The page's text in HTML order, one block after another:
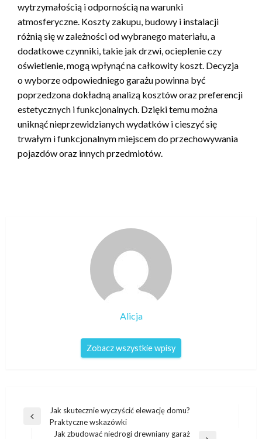
wytrzymałością i odpornością na warunki
atmosferyczne. Koszty zakupu, budowy i instalacji
różnią się w zależności od wybranego materiału, a
dodatkowe czynniki, takie jak drzwi, ocieplenie czy
oświetlenie, mogą wpłynąć na całkowity koszt. Decyzja
o wyborze odpowiedniego garażu powinna być
poprzedzona dokładną analizą kosztów oraz preferencji
estetycznych i funkcjonalnych. Dzięki temu można
uniknąć nieprzewidzianych wydatków i cieszyć się
trwałym i funkcjonalnym miejscem do przechowywania
pojazdów oraz innych przedmiotów.
Alicja
Zobacz wszystkie wpisy
Nawigacja
wpisu
Poprzedni
Jak skutecznie wyczyścić elewację domu?
Praktyczne wskazówki
Jak zbudować niedrogi drewniany garaż